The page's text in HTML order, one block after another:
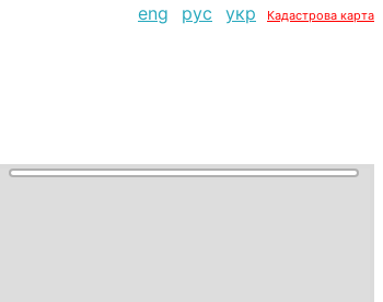
eng рус укр Кадастрова карта